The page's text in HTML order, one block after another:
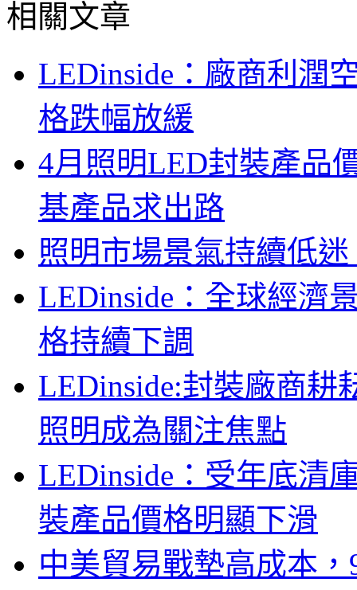
相關文章
LEDinside：廠商利潤
格跌幅放緩
4月照明LED封裝產品
基產品求出路
照明市場景氣持續低
LEDinside：全球經濟
格持續下調
LEDinside:封裝廠商耕
照明成為關注焦點
LEDinside：受年底清
裝產品價格明顯下滑
中美貿易戰墊高成本